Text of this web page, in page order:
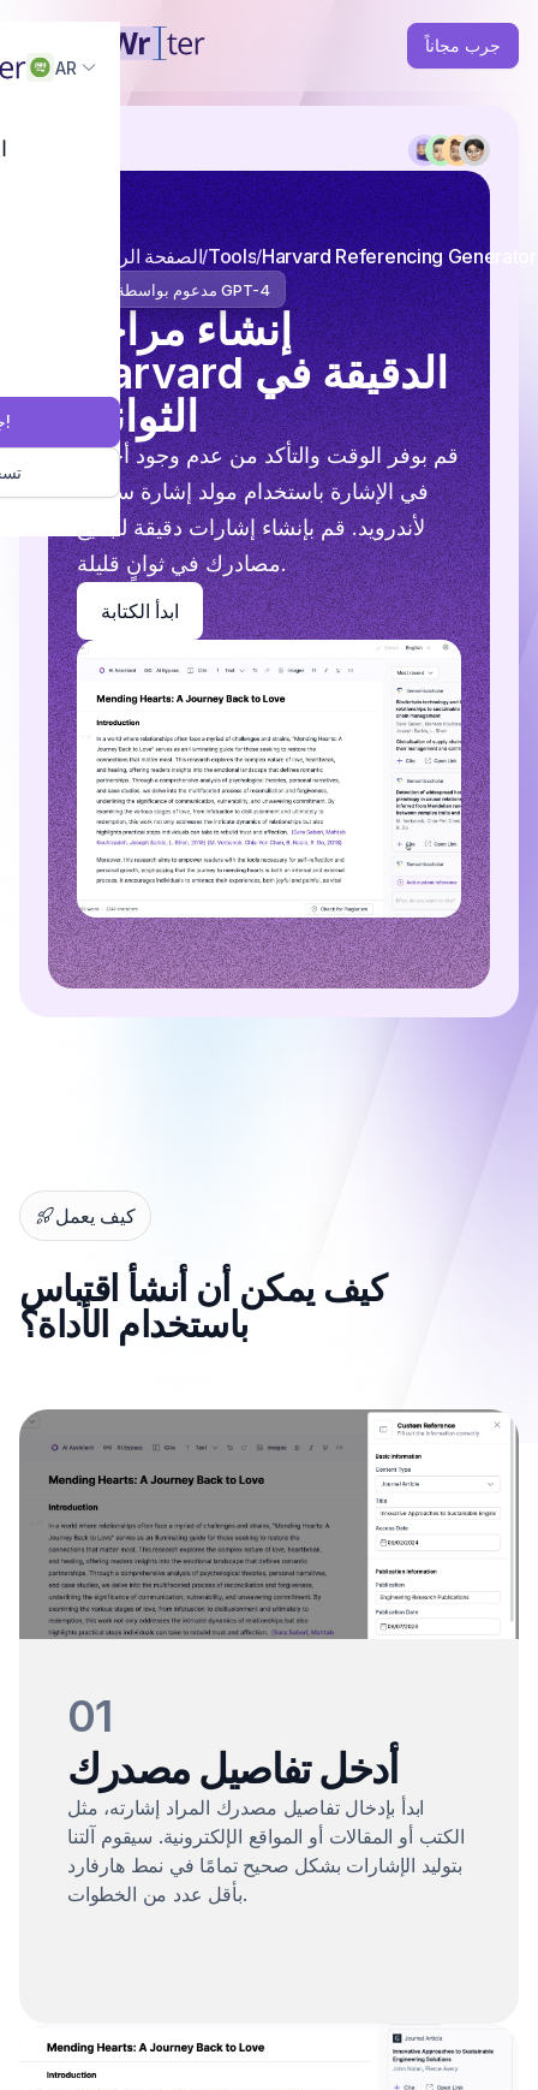
جرب مجاناً
AR
جرب مجاناً!
الصفحة الرئيسية Tools Harvard Referencing Generator
مدعوم بواسطة GPT-4
إنشاء مراجع
Harvard الدقيقة في
الثواني
قم بوفر الوقت والتأكد من عدم وجود أخطاء
في الإشارة باستخدام مولد إشارة سبايدر
لأندرويد. قم بإنشاء إشارات دقيقة لجميع
مصادرك في ثوانٍ قليلة.
ابدأ الكتابة
كيف يعمل
كيف يمكن أن أنشأ اقتباس
باستخدام الأداة؟
01
أدخل تفاصيل مصدرك
ابدأ بإدخال تفاصيل مصدرك المراد إشارته، مثل
الكتب أو المقالات أو المواقع الإلكترونية. سيقوم آلتنا
بتوليد الإشارات بشكل صحيح تمامًا في نمط هارفارد
بأقل عدد من الخطوات.